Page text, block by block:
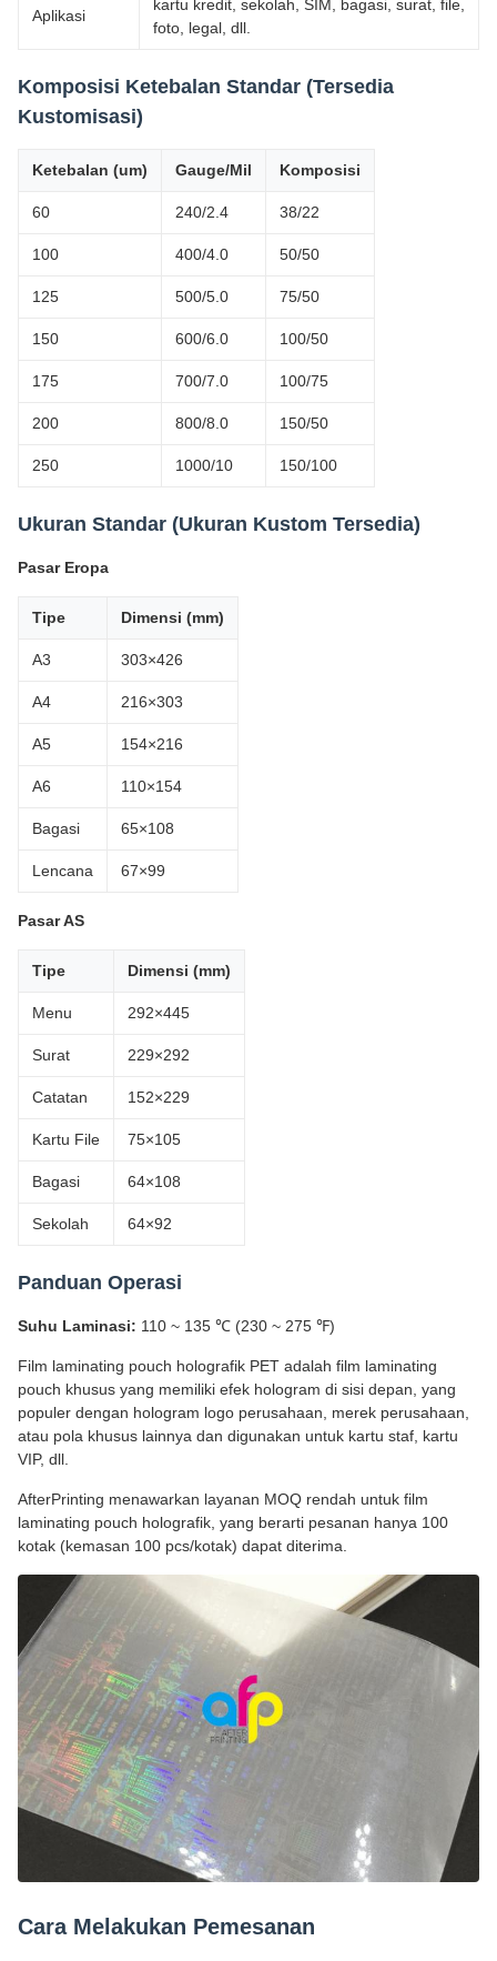
Aplikasi
kartu kredit, sekolah, SIM, bagasi, surat, file,
foto, legal, dll.
Komposisi Ketebalan Standar (Tersedia
Kustomisasi)
Ketebalan (um) Gauge/Mil Komposisi
60 240/2.4 38/22
100 400/4.0 50/50
125 500/5.0 75/50
150 600/6.0 100/50
175 700/7.0 100/75
200 800/8.0 150/50
250 1000/10 150/100
Ukuran Standar (Ukuran Kustom Tersedia)
Pasar Eropa
Tipe Dimensi (mm)
A3 303×426
A4 216×303
A5 154×216
A6 110×154
Bagasi 65×108
Lencana 67×99
Pasar AS
Tipe Dimensi (mm)
Menu 292×445
Surat 229×292
Catatan 152×229
Kartu File 75×105
Bagasi 64×108
Sekolah 64×92
Panduan Operasi
Suhu Laminasi: 110 ~ 135 ℃ (230 ~ 275 ℉)
Film laminating pouch holografik PET adalah film laminating
pouch khusus yang memiliki efek hologram di sisi depan, yang
populer dengan hologram logo perusahaan, merek perusahaan,
atau pola khusus lainnya dan digunakan untuk kartu staf, kartu
VIP, dll.
AfterPrinting menawarkan layanan MOQ rendah untuk film
laminating pouch holografik, yang berarti pesanan hanya 100
kotak (kemasan 100 pcs/kotak) dapat diterima.
Cara Melakukan Pemesanan